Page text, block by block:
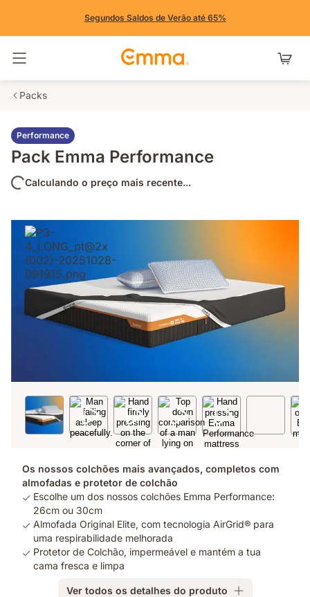
Segundos Saldos de Verão até 65%
Packs
Performance
Pack Emma Performance
Calculando o preço mais recente...
Os nossos colchões mais avançados, completos com
almofadas e protetor de colchão
Escolhe um dos nossos colchões Emma Performance:
26cm ou 30cm
Almofada Original Elite, com tecnologia AirGrid® para
uma respirabilidade melhorada
Protetor de Colchão, impermeável e mantém a tua
cama fresca e limpa
Ver todos os detalhes do produto